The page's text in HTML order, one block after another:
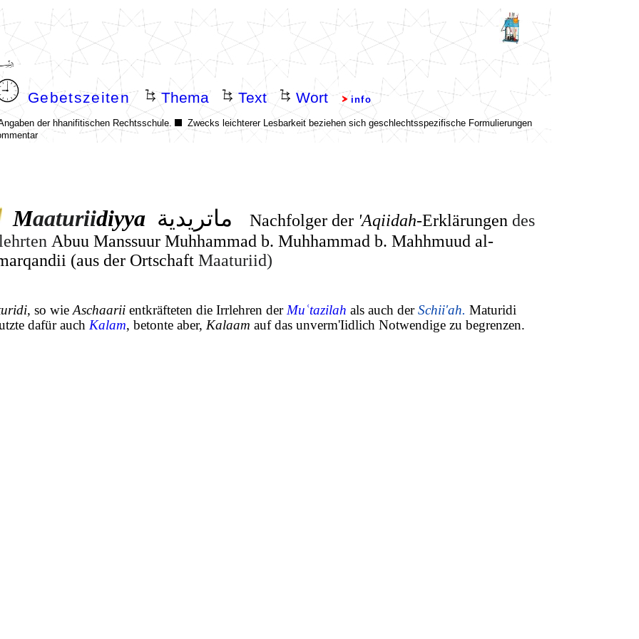
.Maaturiidiyya ماتريدية Nachfolger der 'Aqiidah-Erklärungen des
Abuu Manssuur Muhhammad b. Muhhammad b. Mahhmuud al-
andii (aus der Ortschaft Maaturiid)
, so wie Aschaarii entkräfteten die Irrlehren der Muʿtazilah als auch derSchii'ah. Maturidi
dafür auch Kalam, betonte aber, Kalaam auf das unverm'Iidlich Notwendige zu begrenzen.